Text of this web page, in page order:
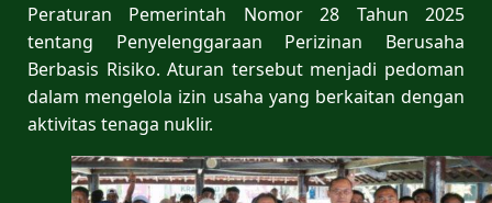
Peraturan Pemerintah Nomor 28 Tahun 2025
tentang Penyelenggaraan Perizinan Berusaha
Berbasis Risiko. Aturan tersebut menjadi pedoman
dalam mengelola izin usaha yang berkaitan dengan
aktivitas tenaga nuklir.